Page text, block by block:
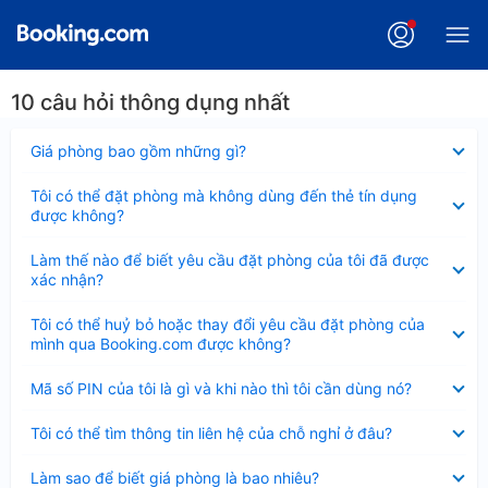
10 câu hỏi thông dụng nhất
Giá phòng bao gồm những gì?
thu
Tôi có thể đặt phòng mà không dùng đến thẻ tín dụng
được không?
thu
gọn
Làm thế nào để biết yêu cầu đặt phòng của tôi đã được
xác nhận?
thu
gọn
Tôi có thể huỷ bỏ hoặc thay đổi yêu cầu đặt phòng của
mình qua Booking.com được không?
thu
gọn
Mã số PIN của tôi là gì và khi nào thì tôi cần dùng nó?
thu
Tôi có thể tìm thông tin liên hệ của chỗ nghỉ ở đâu?
thu
Làm sao để biết giá phòng là bao nhiêu?
thu